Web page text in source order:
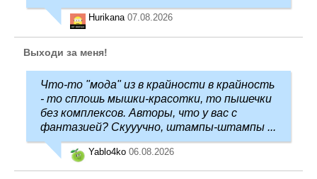
Hurikana 07.08.2026
Выходи за меня!
Что-то "мода" из в крайности в крайность
- то сплошь мышки-красотки, то пышечки
без комплексов. Авторы, что у вас с
фантазией? Скууучно, штампы-штампы ...
Yablo4ko 06.08.2026